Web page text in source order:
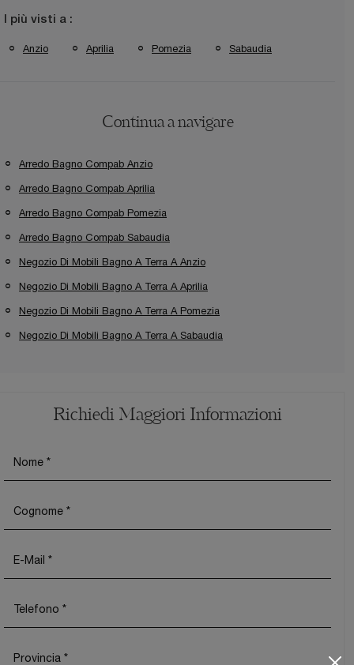
I più visti a :
Anzio Aprilia Pomezia Sabaudia
Continua a navigare
Arredo Bagno Compab Anzio
Arredo Bagno Compab Aprilia
Arredo Bagno Compab Pomezia
Arredo Bagno Compab Sabaudia
Negozio Di Mobili Bagno A Terra A Anzio
Negozio Di Mobili Bagno A Terra A Aprilia
Negozio Di Mobili Bagno A Terra A Pomezia
Negozio Di Mobili Bagno A Terra A Sabaudia
Richiedi Maggiori Informazioni